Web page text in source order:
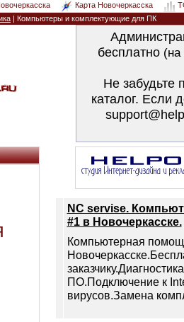
Карта Новочеркасска
| Компьютеры и комплектующие для ПК
бесплатно
Не забудьте
каталог. Если
NC servise.
#1 в Новочеркасске.
Компьютерная
ПО.Подключение к
вирусов.Замена